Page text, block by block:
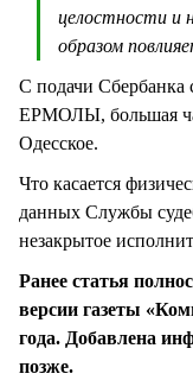
целостности и
образом
С подачи Сбербанка
ЕРМОЛЫ, большая
Одесское.
Что касается
данных Службы
незакрытое
Ранее статья
версии газеты
года. Добавлена
позже.